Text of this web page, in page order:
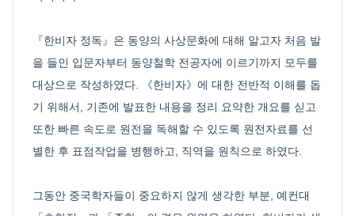
『한비자 정독』은 동양의 사상문화에 대해 알고자 처음 발
을 들인 입문자부터 동양철학 전공자에 이르기까지 모두를
대상으로 작성하였다. 《한비자》에 대한 전반적 이해를 돕
기 위해서, 기존에 발표한 내용을 정리 요약한 개요를 싣고
또한 빠른 속도로 원전을 독해할 수 있도록 원전자료를 선
별한 후 표점작업을 병행하고, 직역을 원칙으로 하였다.
그동안 중국학자들이 중요하지 않게 생각한 부분, 예컨대